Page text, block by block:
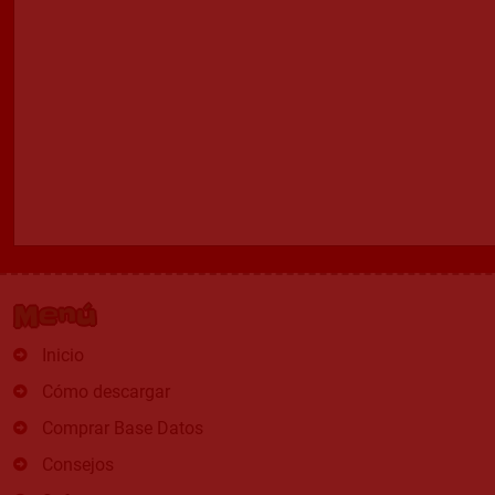
Menú
Inicio
Cómo descargar
Comprar Base Datos
Consejos